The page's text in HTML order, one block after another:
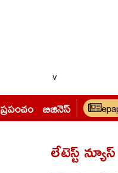
v
ప్రపంచం బిజినెస్
లేటెస్ట్ న్యూస్‌